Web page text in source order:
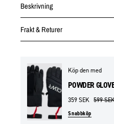
Beskrivning
Frakt & Returer
Köp den med
POWDER
359 SEK
599
Snabbköp